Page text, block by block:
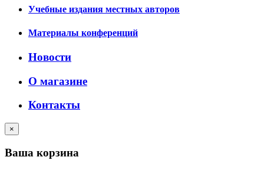
Учебные издания местных авторов
Материалы конференций
Новости
О магазине
Контакты
×
Ваша корзина